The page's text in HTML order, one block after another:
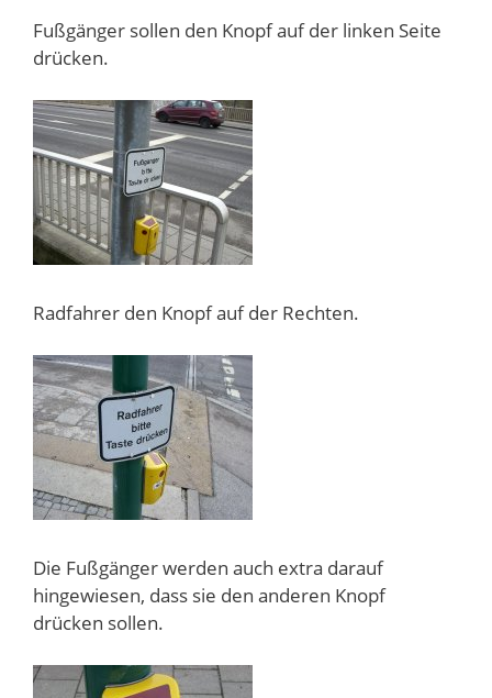
Fußgänger sollen den Knopf auf der linken Seite
drücken.
Radfahrer den Knopf auf der Rechten.
Die Fußgänger werden auch extra darauf
hingewiesen, dass sie den anderen Knopf
drücken sollen.